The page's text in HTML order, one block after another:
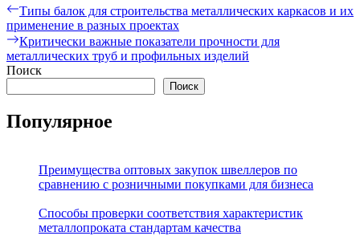
Навигация
по
записям
Предыдущая
запись:
Типы балок для строительства металлических каркасов и их
применение в разных проектах
Следующая
запись:
Критически важные показатели прочности для
металлических труб и профильных изделий
Поиск
Поиск
Популярное
Преимущества оптовых закупок швеллеров по
сравнению с розничными покупками для бизнеса
Способы проверки соответствия характеристик
металлопроката стандартам качества